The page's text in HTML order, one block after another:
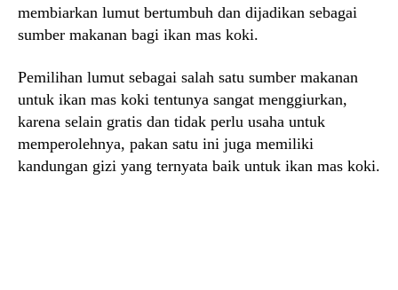
membiarkan lumut bertumbuh dan dijadikan sebagai
sumber makanan bagi ikan mas koki.
Pemilihan lumut sebagai salah satu sumber makanan
untuk ikan mas koki tentunya sangat menggiurkan,
karena selain gratis dan tidak perlu usaha untuk
memperolehnya, pakan satu ini juga memiliki
kandungan gizi yang ternyata baik untuk ikan mas koki.